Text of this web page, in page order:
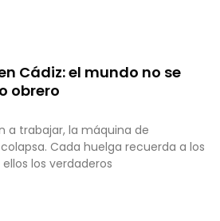
Cádiz: el mundo no se
obrero
a trabajar, la máquina de
Cada huelga recuerda a los
los verdaderos